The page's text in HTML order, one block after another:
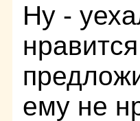
Ну -
ему не